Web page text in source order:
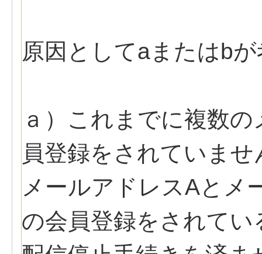
原因としてaまたはb
ａ）これまでに複数
員登録をされていませ
メールアドレスAとメ
の会員登録をされて